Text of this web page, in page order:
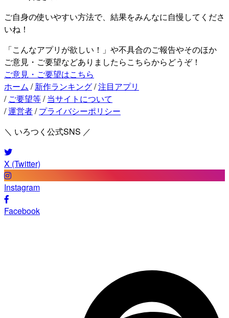
ご自身の使いやすい方法で、結果をみんなに自慢してくださ
いね！
「こんなアプリが欲しい！」や不具合のご報告やそのほか
ご意見・ご要望などありましたらこちらからどうぞ！
ご意見・ご要望はこちら
ホーム / 新作ランキング/注目アプリ
/ ご要望等/ 当サイトについて
/運営者/ プライバシーポリシー
＼ いろつく公式SNS ／
X (Twitter)
Instagram
Facebook